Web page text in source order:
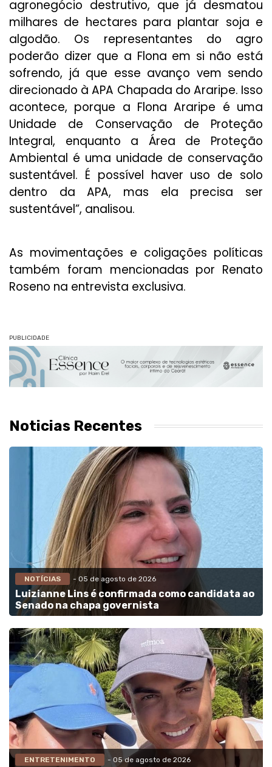
agronegócio destrutivo, que já desmatou
milhares de hectares para plantar soja e
algodão. Os representantes do agro
poderão dizer que a Flona em si não está
sofrendo, já que esse avanço vem sendo
direcionado à APA Chapada do Araripe. Isso
acontece, porque a Flona Araripe é uma
Unidade de Conservação de Proteção
Integral, enquanto a Área de Proteção
Ambiental é uma unidade de conservação
sustentável. É possível haver uso de solo
dentro da APA, mas ela precisa ser
sustentável”, analisou.
As movimentações e coligações políticas
também foram mencionadas por Renato
Roseno na entrevista exclusiva.
PUBLICIDADE
Noticias Recentes
NOTÍCIAS - 05 de agosto de 2026
Luizianne Lins é confirmada como candidata ao
Senado na chapa governista
ENTRETENIMENTO - 05 de agosto de 2026